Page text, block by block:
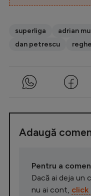
superliga adrian
dan petrescu
Adaugă
Pentru a
Dacă ai deja un
nu ai cont, click